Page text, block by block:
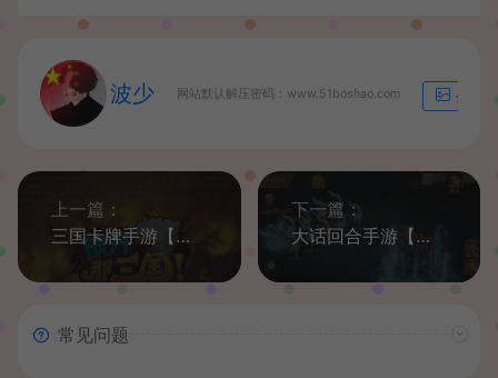
波少 网站默认解压密码：www.51boshao.com 生成海
上一篇：
三国卡牌手游【放开那三国合体版】最新整理单机一键既玩镜像服务端+Linux手工服务端+安卓苹果双端+GM后台+详细搭建教程
下一篇：
大话回合手游【纵歌长安】最新整理Win系服务端+安卓苹果双端+代理后台+详细搭建教程
常见问题